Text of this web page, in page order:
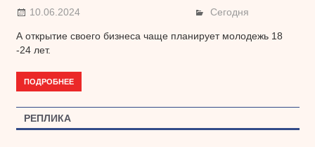
10.06.2024 Сегодня
А открытие своего бизнеса чаще планирует молодежь 18
-24 лет.
ПОДРОБНЕЕ
РЕПЛИКА